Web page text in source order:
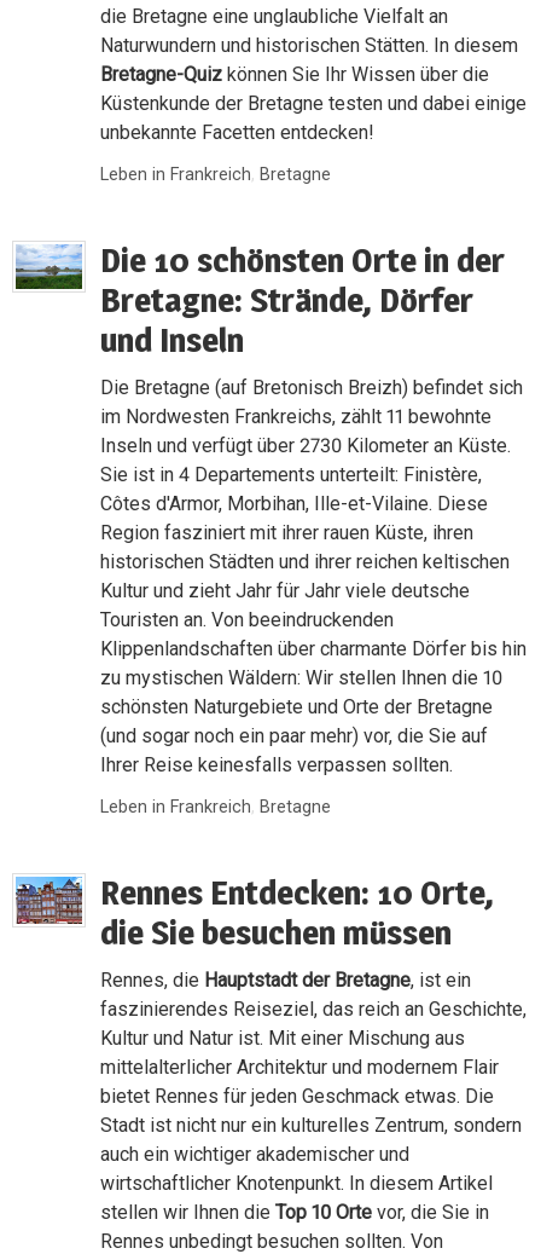
die Bretagne eine unglaubliche Vielfalt an
Naturwundern und historischen Stätten. In diesem
Bretagne-Quiz können Sie Ihr Wissen über die
Küstenkunde der Bretagne testen und dabei einige
unbekannte Facetten entdecken!
Leben in Frankreich, Bretagne
Die 10 schönsten Orte in der
Bretagne: Strände, Dörfer
und Inseln
Die Bretagne (auf Bretonisch Breizh) befindet sich
im Nordwesten Frankreichs, zählt 11 bewohnte
Inseln und verfügt über 2730 Kilometer an Küste.
Sie ist in 4 Departements unterteilt: Finistère,
Côtes d'Armor, Morbihan, Ille-et-Vilaine. Diese
Region fasziniert mit ihrer rauen Küste, ihren
historischen Städten und ihrer reichen keltischen
Kultur und zieht Jahr für Jahr viele deutsche
Touristen an. Von beeindruckenden
Klippenlandschaften über charmante Dörfer bis hin
zu mystischen Wäldern: Wir stellen Ihnen die 10
schönsten Naturgebiete und Orte der Bretagne
(und sogar noch ein paar mehr) vor, die Sie auf
Ihrer Reise keinesfalls verpassen sollten.
Leben in Frankreich, Bretagne
Rennes Entdecken: 10 Orte,
die Sie besuchen müssen
Rennes, die Hauptstadt der Bretagne, ist ein
faszinierendes Reiseziel, das reich an Geschichte,
Kultur und Natur ist. Mit einer Mischung aus
mittelalterlicher Architektur und modernem Flair
bietet Rennes für jeden Geschmack etwas. Die
Stadt ist nicht nur ein kulturelles Zentrum, sondern
auch ein wichtiger akademischer und
wirtschaftlicher Knotenpunkt. In diesem Artikel
stellen wir Ihnen dieTop 10 Orte vor, die Sie in
Rennes unbedingt besuchen sollten. Von